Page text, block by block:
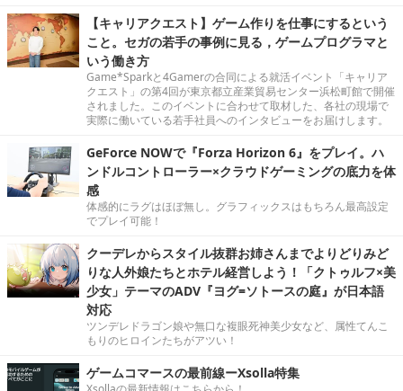
【キャリアクエスト】ゲーム作りを仕事にするという
こと。セガの若手の事例に見る，ゲームプログラマと
いう働き方
Game*Sparkと4Gamerの合同による就活イベント「キャリア
クエスト」の第4回が東京都立産業貿易センター浜松町館で開催
されました。このイベントに合わせて取材した、各社の現場で
実際に働いている若手社員へのインタビューをお届けします。
GeForce NOWで『Forza Horizon 6』をプレイ。ハ
ンドルコントローラー×クラウドゲーミングの底力を体
感
体感的にラグはほぼ無し。グラフィックスはもちろん最高設定
でプレイ可能！
クーデレからスタイル抜群お姉さんまでよりどりみど
りな人外娘たちとホテル経営しよう！「クトゥルフ×美
少女」テーマのADV『ヨグ=ソトースの庭』が日本語
対応
ツンデレドラゴン娘や無口な複眼死神美少女など、属性てんこ
もりのヒロインたちがアツい！
ゲームコマースの最前線ーXsolla特集